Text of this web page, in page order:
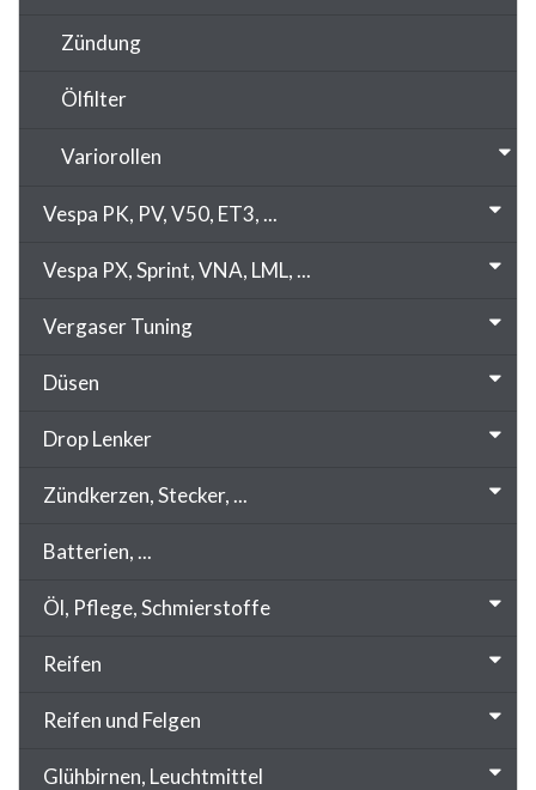
Zündung
Ölfilter
Variorollen
Vespa PK, PV, V50, ET3, ...
Vespa PX, Sprint, VNA, LML, ...
Vergaser Tuning
Düsen
Drop Lenker
Zündkerzen, Stecker, ...
Batterien, ...
Öl, Pflege, Schmierstoffe
Reifen
Reifen und Felgen
Glühbirnen, Leuchtmittel